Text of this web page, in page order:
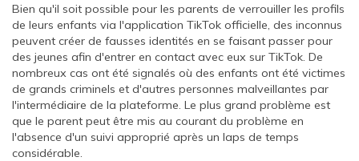
Bien qu'il soit possible pour les parents de verrouiller les profils
de leurs enfants via l'application TikTok officielle, des inconnus
peuvent créer de fausses identités en se faisant passer pour
des jeunes afin d'entrer en contact avec eux sur TikTok. De
nombreux cas ont été signalés où des enfants ont été victimes
de grands criminels et d'autres personnes malveillantes par
l'intermédiaire de la plateforme. Le plus grand problème est
que le parent peut être mis au courant du problème en
l'absence d'un suivi approprié après un laps de temps
considérable.